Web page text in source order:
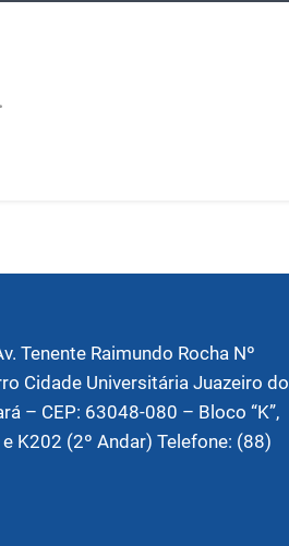
Tenente Raimundo Rocha Nº
Cidade Universitária Juazeiro do
– CEP: 63048-080 – Bloco “K”,
K202 (2º Andar) Telefone: (88)